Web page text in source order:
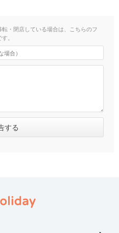
・閉店している場合は、こちらのフ
。